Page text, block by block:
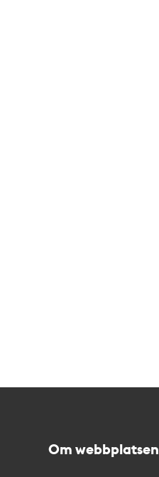
Om webbplatsen